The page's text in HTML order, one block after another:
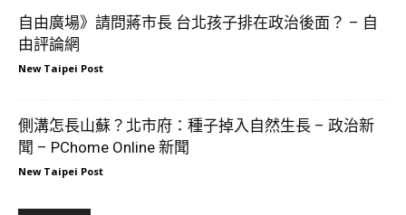
自由廣場》請問蔣市長 台北孩子排在政治後面？ – 自
由評論網
New Taipei Post
側溝怎長山蘇？北市府：種子掉入自然生長 – 政治新
聞 – PChome Online 新聞
New Taipei Post